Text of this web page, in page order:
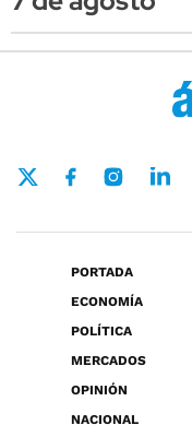
PORTADA
ECONOMÍA
POLÍTICA
MERCADOS
OPINIÓN
NACIONAL